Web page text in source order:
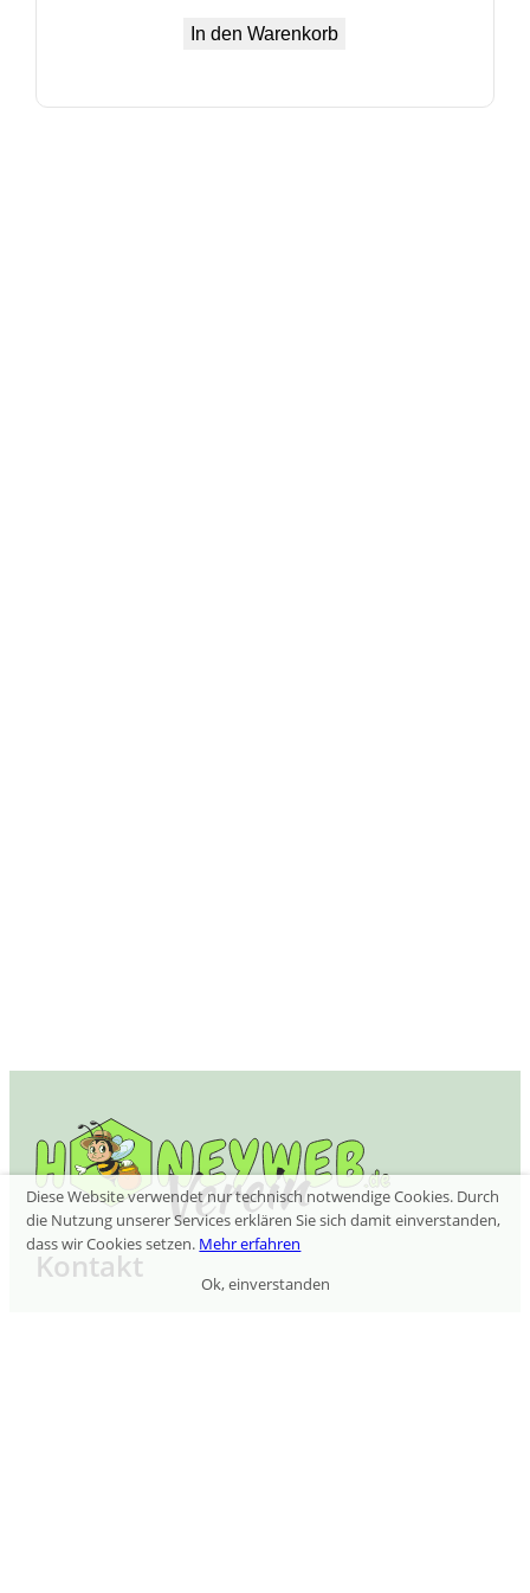
In den Warenkorb
Kontakt
Diese Website verwendet nur technisch notwendige Cookies. Durch
die Nutzung unserer Services erklären Sie sich damit einverstanden,
dass wir Cookies setzen. Mehr erfahren
Ok, einverstanden